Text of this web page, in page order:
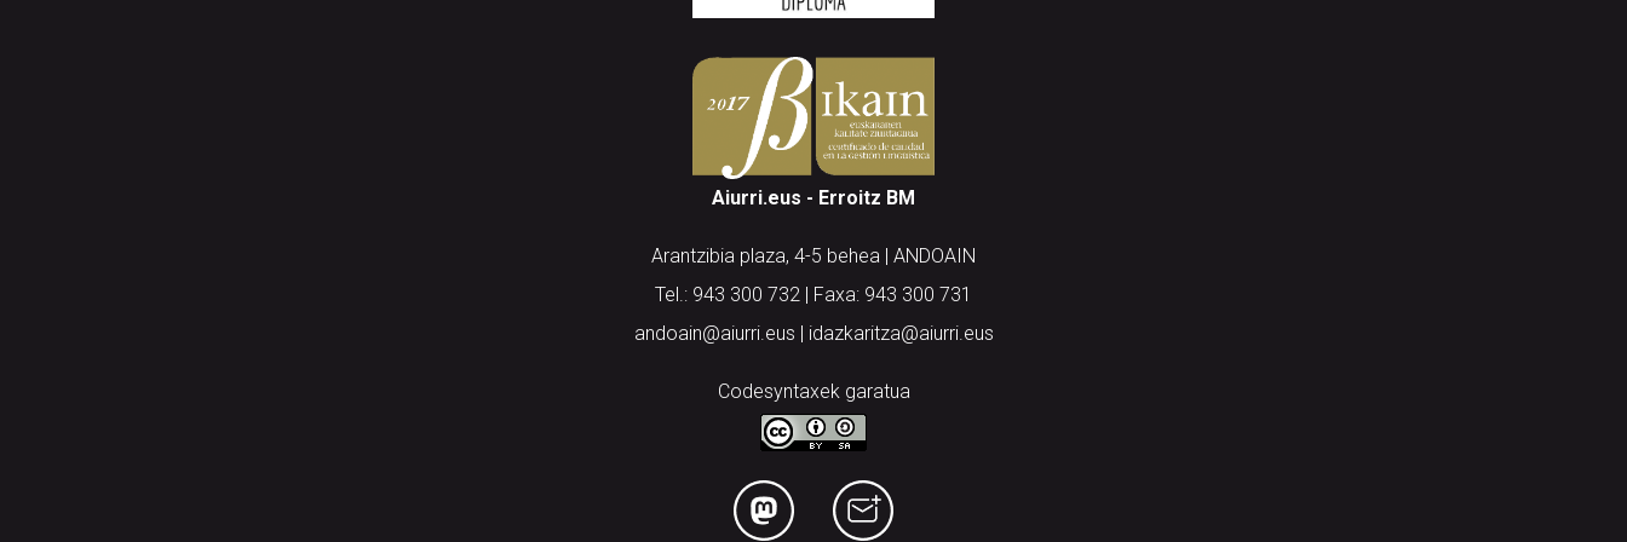
Aiurri.eus - Erroitz BM
Arantzibia plaza, 4-5 behea | ANDOAIN
Tel.: 943 300 732 | Faxa: 943 300 731
andoain@aiurri.eus | idazkaritza@aiurri.eus
Codesyntaxek garatua